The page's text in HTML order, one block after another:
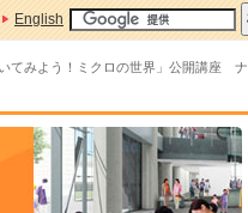
English
てみよう！ミクロの世界」公開講座 ナ